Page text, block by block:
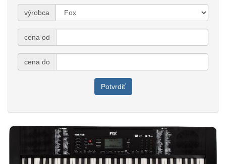
výrobca
cena od
cena do
Potvrdiť